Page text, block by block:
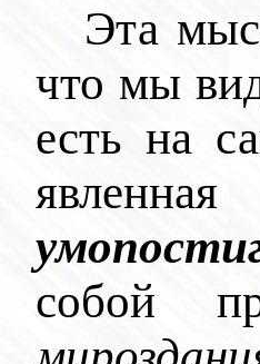
Эта
что мы
есть на
собой